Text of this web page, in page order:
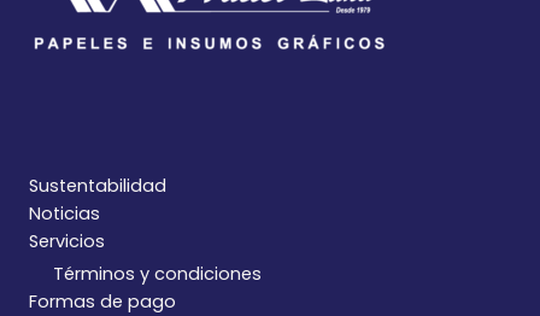
Sustentabilidad
Noticias
Servicios
Términos y condiciones
Formas de pago